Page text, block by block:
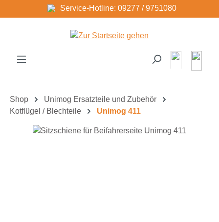
Zum Hauptinhalt springenService-Hotline: 09277 / 9751080
Shop
Unimog Ersatzteile und Zubehör
Kotflügel / Blechteile
Unimog 411
Bildergalerie überspringen